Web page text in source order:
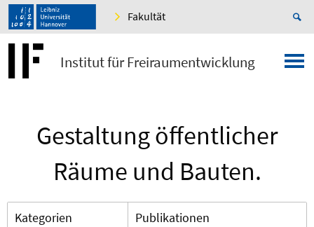
Fakultät
Institut für Freiraumentwicklung
Gestaltung öffentlicher
Räume und Bauten.
Kategorien
Publikationen